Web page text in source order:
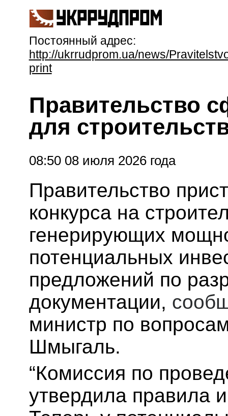
Постоянный адрес:
http://ukrrudprom.ua/news/
print
Правительство
для
08:50 08 июля 2026 года
Правительство
конкурса на
генерирующих
потенциальных
предложений по
документации,
министр по
Шмыгаль.
“Комиссия по
утвердила правила